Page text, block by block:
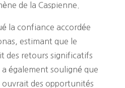
de la Caspienne.
la confiance accordée
estimant que le
des retours significatifs
également souligné que
ouvrait des opportunités